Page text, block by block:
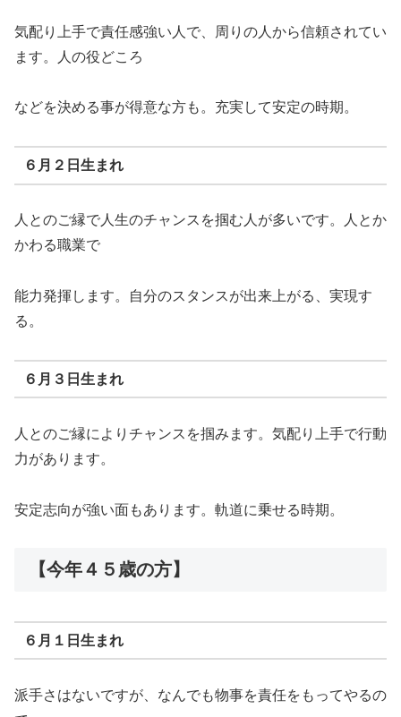
気配り上手で責任感強い人で、周りの人から信頼されてい
ます。人の役どころ
などを決める事が得意な方も。充実して安定の時期。
６月２日生まれ
人とのご縁で人生のチャンスを掴む人が多いです。人とか
かわる職業で
能力発揮します。自分のスタンスが出来上がる、実現す
る。
６月３日生まれ
人とのご縁によりチャンスを掴みます。気配り上手で行動
力があります。
安定志向が強い面もあります。軌道に乗せる時期。
【今年４５歳の方】
６月１日生まれ
派手さはないですが、なんでも物事を責任をもってやるの